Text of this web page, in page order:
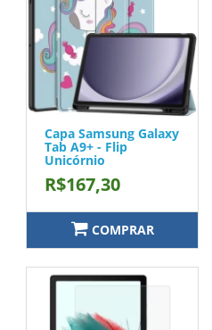
Capa Samsung Galaxy
Tab A9+ - Flip
Unicórnio
R$167,30
COMPRAR